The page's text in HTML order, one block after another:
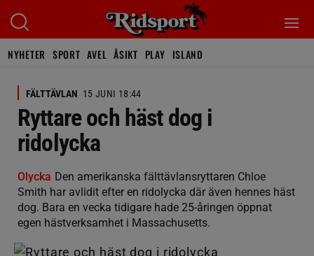
NYHETER SPORT AVEL ÅSIKT PLAY ISLAND
FÄLTTÄVLAN 15 JUNI 18:44
Ryttare och häst dog i
ridolycka
Olycka Den amerikanska fälttävlansryttaren Chloe
Smith har avlidit efter en ridolycka där även hennes häst
dog. Bara en vecka tidigare hade 25-åringen öppnat
egen hästverksamhet i Massachusetts.